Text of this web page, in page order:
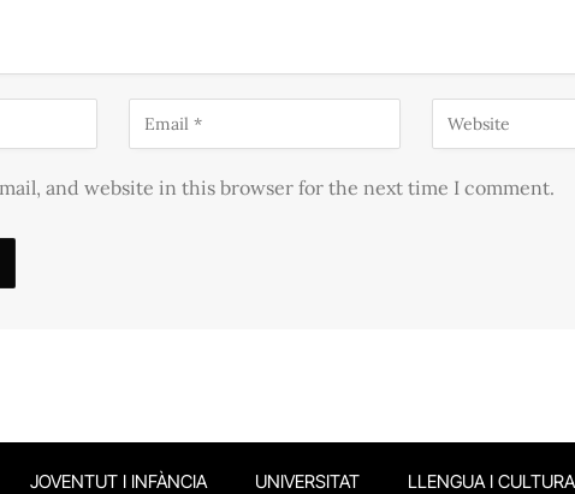
and website in this browser for the next time I comment.
JOVENTUT I INFÀNCIA UNIVERSITAT LLENGUA I CULTURA